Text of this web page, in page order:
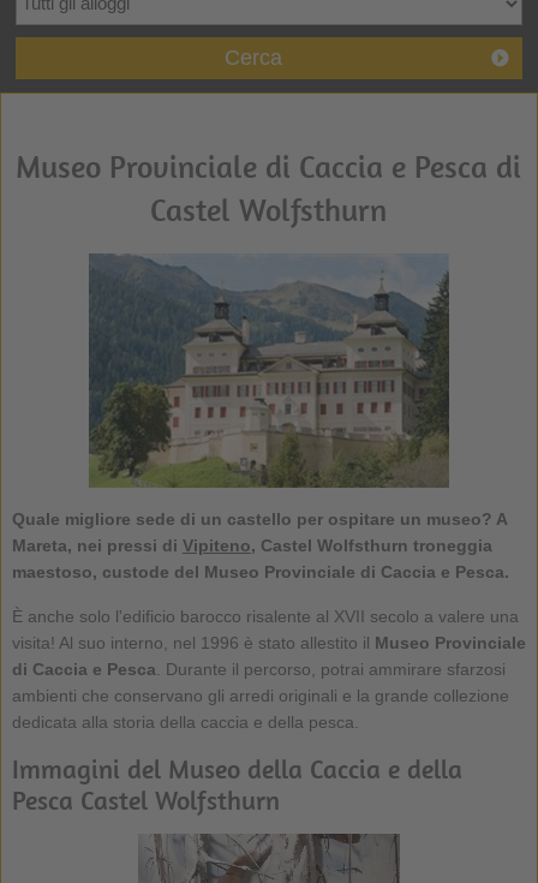
Cerca
Museo Provinciale di Caccia e Pesca di
Castel Wolfsthurn
Quale migliore sede di un castello per ospitare un museo? A
Mareta, nei pressi di Vipiteno, Castel Wolfsthurn troneggia
maestoso, custode del Museo Provinciale di Caccia e Pesca.
È anche solo l'edificio barocco risalente al XVII secolo a valere una
visita! Al suo interno, nel 1996 è stato allestito il Museo Provinciale
di Caccia e Pesca . Durante il percorso, potrai ammirare sfarzosi
ambienti che conservano gli arredi originali e la grande collezione
dedicata alla storia della caccia e della pesca.
Immagini del Museo della Caccia e della
Pesca Castel Wolfsthurn